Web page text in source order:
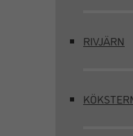
RIVJÄRN